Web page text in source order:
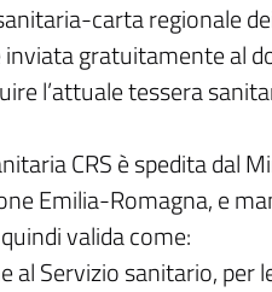
carta regionale
gratuitamente al
l’attuale tessera
CRS è spedita dal
Emilia-Romagna, e
valida come:
al Servizio sanitario, per